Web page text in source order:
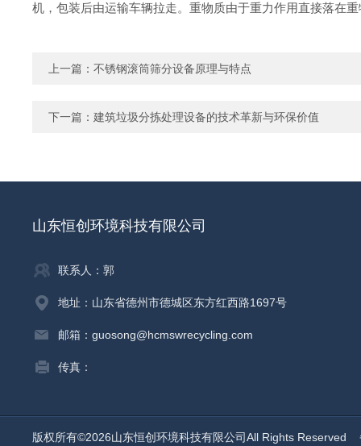
机，包装后由运输车辆拉走。重物质由于重力作用直接落在
上一篇： 不锈钢滚筒筛分设备原理与特点
下一篇： 建筑垃圾分拣处理设备的技术革新与环保价值
山东恒创环境科技有限公司
联系人：郭
地址：山东省德州市德城区东方红西路1697号
邮箱：guosong@hcmswrecycling.com
传真：
版权所有©2026山东恒创环境科技有限公司All Rights Reserved